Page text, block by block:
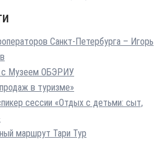
Санкт-Петербурга – Игорь
с Музеем ОБЭРИУ
в туризме»
сессии «Отдых с детьми: сыт,
маршрут Тари Тур